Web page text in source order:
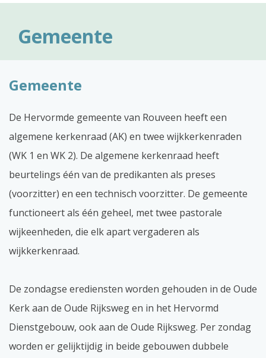
Gemeente
Gemeente
De Hervormde gemeente van Rouveen heeft een
algemene kerkenraad (AK) en twee wijkkerkenraden
(WK 1 en WK 2). De algemene kerkenraad heeft
beurtelings één van de predikanten als preses
(voorzitter) en een technisch voorzitter. De gemeente
functioneert als één geheel, met twee pastorale
wijkeenheden, die elk apart vergaderen als
wijkkerkenraad.
De zondagse erediensten worden gehouden in de Oude
Kerk aan de Oude Rijksweg en in het Hervormd
Dienstgebouw, ook aan de Oude Rijksweg. Per zondag
worden er gelijktijdig in beide gebouwen dubbele